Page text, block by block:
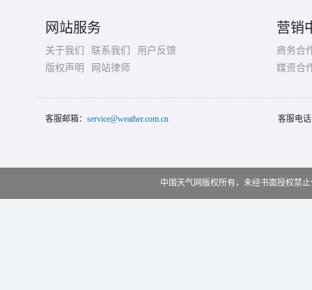
网站服务
关于我们 联系我们
用户反馈
版权声明
网站律师
营销
商务合
媒资合
客服邮箱： service@weather.com.cn 客服电
中国天气网版权所有，未经书面授权